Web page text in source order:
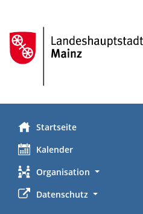
Startseite
Kalender
Organisation
Datenschutz